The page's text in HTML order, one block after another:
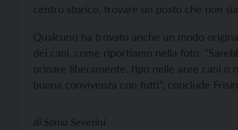
centro storico, trovare un posto che non
Qualcuno ha trovato anche un modo
dei cani, come riportiamo nella foto.
orinare liberamente, tipo nelle aree cani o
buona convivenza con tutti”, conclude
di Sonia Severini